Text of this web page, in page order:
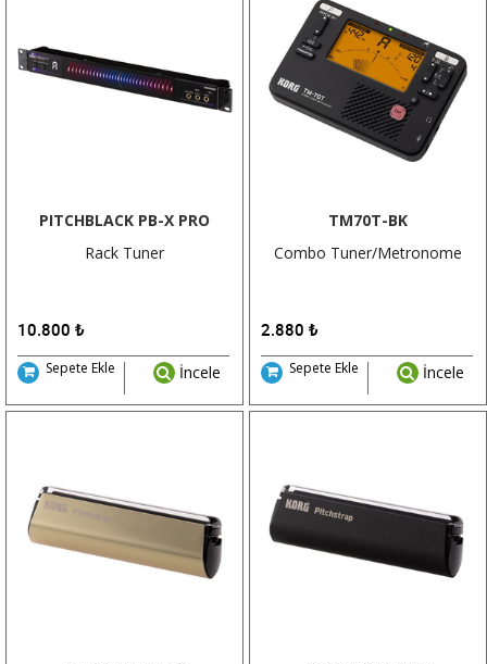
PITCHBLACK PB-X PRO
Rack Tuner
10.800 ₺
Sepete Ekle İncele
TM70T-BK
Combo Tuner/Metronome
2.880 ₺
Sepete Ekle İncele